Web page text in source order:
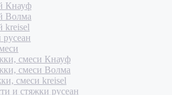
Кнауф
Волма
kreisel
русеан
смеси Кнауф
смеси Волма
смеси kreisel
и стяжки русеан